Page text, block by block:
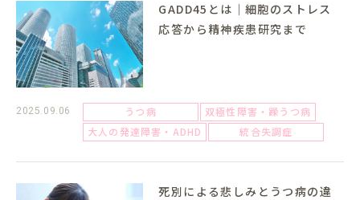
GADD45とは｜細胞のストレス
応答から精神疾患研究まで
2025.09.06 うつ病
双極性障害・躁うつ病
大人の発達障害・ADHD
統合失調症
死別による悲しみとうつ病の違